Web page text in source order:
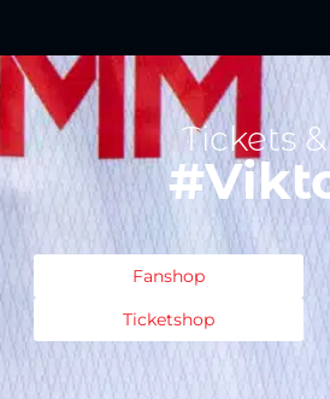
Tickets
Fanshop
Ticketshop